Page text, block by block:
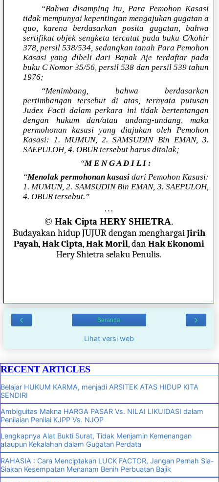
“Bahwa disamping itu, Para Pemohon Kasasi
tidak mempunyai kepentingan mengajukan gugatan a
quo, karena berdasarkan posita gugatan, bahwa
sertifikat objek sengketa tercatat pada buku C/kohir
378, persil 538/534, sedangkan tanah Para Pemohon
Kasasi yang dibeli dari Bapak Aje terdaftar pada
buku C Nomor 35/56, persil 538 dan persil 539 tahun
1976;
“Menimbang, bahwa berdasarkan
pertimbangan tersebut di atas, ternyata putusan
Judex Facti dalam perkara ini tidak bertentangan
dengan hukum dan/atau undang-undang, maka
permohonan kasasi yang diajukan oleh Pemohon
Kasasi: 1. MUMUN, 2. SAMSUDIN Bin EMAN, 3.
SAEPULOH, 4. OBUR tersebut harus ditolak;
“M E N G A D I L I :
“Menolak permohonan kasasidari Pemohon Kasasi:
1. MUMUN, 2. SAMSUDIN Bin EMAN, 3. SAEPULOH,
4. OBUR tersebut.”
…
© Hak Cipta HERY SHIETRA.
Budayakan hidup JUJUR dengan menghargaiJirih
Payah,Hak Cipta,Hak Moril, danHak Ekonomi
Hery Shietra selaku Penulis.
‹ ›
Beranda
Lihat versi web
RECENT ARTICLES
Belajar HUKUM KARMA, menjadi ARSITEK ATAS HIDUP KITA
SENDIRI
Ambiguitas Makna HARGA PASAR Vs. NILAI LIKUIDASI dalam
Penilaian Penilai KJPP Vs. NJOP
Lengkapnya Alat Bukti Surat, Tidak Menjamin Kemenangan
ataupun Kekalahan dalam Gugatan Perdata
RAHASIA : Cara Menciptakan LUCK FACTOR, Jangan Pernah Sia-
Siakan Kesempatan Menanam Benih Perbuatan Bajik